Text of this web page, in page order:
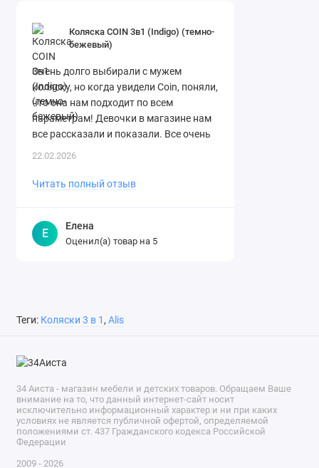
Коляска COIN 3в1 (Indigo) (темно-
бежевый)
Очень долго выбирали с мужем
коляску, но когда увидели Coin, поняли,
что она нам подходит по всем
параметрам! Девочки в магазине нам
все рассказали и показали. Все очень
22.02.2026
Читать полный отзыв
Е
Елена
Оценил(а) товар на 5
Теги: Коляски 3 в 1, Alis
34 Аиста - магазин мебели и детских товаров. Обращаем Ваше
внимание на то, что данный интернет-сайт носит
исключительно информационный характер и ни при каких
условиях не является публичной офертой, определяемой
положениями ст. 437 Гражданского кодекса Российской
Федерации
2009 - 2026